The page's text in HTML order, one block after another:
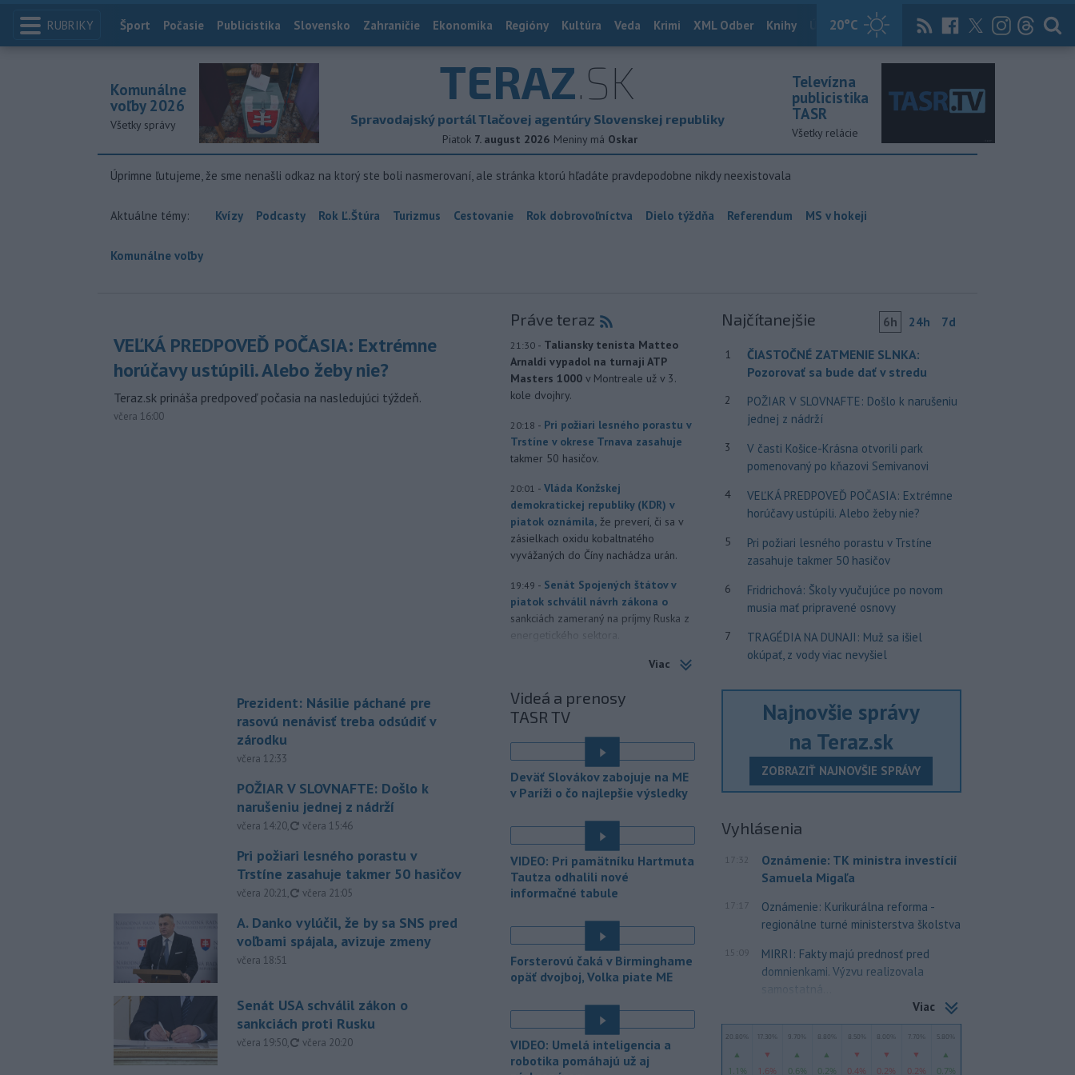
RUBRIKY 20°C
Index
Šport Počasie Publicistika Slovensko Zahraničie Ekonomika Regióny Kultúra Veda Krimi XML Odber Knihy Útulkovo Magazín News Now Archív
TERAZ.SK
Spravodajský portál Tlačovej agentúry Slovenskej republiky
Piatok 7. august 2026 Meniny má Oskar
Komunálne
voľby 2026
Všetky správy
Televízna
publicistika
TASR
Všetky relácie
Úprimne ľutujeme, že sme nenašli odkaz na ktorý ste boli nasmerovaní, ale stránka ktorú hľadáte pravdepodobne nikdy neexistovala
Aktuálne témy: Kvízy Podcasty Rok Ľ.Štúra Turizmus Cestovanie Rok dobrovoľníctva Dielo týždňa Referendum MS v hokeji
Komunálne voľby
VEĽKÁ PREDPOVEĎ POČASIA: Extrémne
horúčavy ustúpili. Alebo žeby nie?
Teraz.sk prináša predpoveď počasia na nasledujúci týždeň.
včera 16:00
Prezident: Násilie páchané pre
rasovú nenávisť treba odsúdiť v
zárodku
včera 12:33
POŽIAR V SLOVNAFTE: Došlo k
narušeniu jednej z nádrží
včera 14:20, aktualizované
včera 15:46
Pri požiari lesného porastu v
Trstíne zasahuje takmer 50 hasičov
včera 20:21, aktualizované
včera 21:05
A. Danko vylúčil, že by sa SNS pred
voľbami spájala, avizuje zmeny
včera 18:51
Senát USA schválil zákon o
sankciách proti Rusku
včera 19:50, aktualizované
včera 20:20
Práve teraz
21:30 - Taliansky tenista Matteo
Arnaldi vypadol na turnaji ATP
Masters 1000 v Montreale už v 3.
kole dvojhry.
20:18 - Pri požiari lesného porastu v
Trstíne v okrese Trnava zasahuje
takmer 50 hasičov.
20:01 - Vláda Konžskej
demokratickej republiky (KDR) v
piatok oznámila, že preverí, či sa v
zásielkach oxidu kobaltnatého
vyvážaných do Číny nachádza urán.
19:49 - Senát Spojených štátov v
piatok schválil návrh zákona o
sankciách zameraný na príjmy Ruska z
energetického sektora.
Slovenská polícia prispela k
ktorý sa podarilo ukončiť
právoplatným odsúdením páchateľa v
15:21 - Piatkový požiar v
bratislavskej rafinérii Slovnaft je
pod kontrolou.Príčina jeho vzniku
TASR to potvrdil hovorca rafinérie
Anton Molnár.
15:17 - Ministerstvo kultúry (MK) SR
upraví verziu opatrenia o
pôsobnosti rezortu.
14:17 -
V bratislavskej rafinérii
Slovnaft horí uskladnený ropný
produkt.
TASR o tom informovala
rafinéria s tým, že obyvateľom nehrozí
13:50 - Jedným zo zdravotných rizík
na festivale môže byť vyššia
Viac
Videá a prenosy
TASR TV
Deväť Slovákov zabojuje na ME
v Paríži o čo najlepšie výsledky
VIDEO: Pri pamätníku Hartmuta
Tautza odhalili nové
informačné tabule
Forsterovú čaká v Birminghame
opäť dvojboj, Volka piate ME
VIDEO: Umelá inteligencia a
robotika pomáhajú už aj
Najčítanejšie 6h 24h 7d
1
ČIASTOČNÉ ZATMENIE SLNKA:
Pozorovať sa bude dať v stredu
2
POŽIAR V SLOVNAFTE: Došlo k narušeniu
jednej z nádrží
3
V časti Košice-Krásna otvorili park
pomenovaný po kňazovi Semivanovi
4
VEĽKÁ PREDPOVEĎ POČASIA: Extrémne
horúčavy ustúpili. Alebo žeby nie?
5
Pri požiari lesného porastu v Trstíne
zasahuje takmer 50 hasičov
6
Fridrichová: Školy vyučujúce po novom
musia mať pripravené osnovy
7
TRAGÉDIA NA DUNAJI: Muž sa išiel
okúpať, z vody viac nevyšiel
Najnovšie správy
na Teraz.sk
ZOBRAZIŤ NAJNOVŠIE SPRÁVY
Vyhlásenia
17:32
Oznámenie: TK ministra investícií
Samuela Migaľa
17:17
Oznámenie: Kurikurálna reforma -
regionálne turné ministerstva školstva
15:09
MIRRI: Fakty majú prednosť pred
domnienkami. Výzvu realizovala
samostatná...
Viac